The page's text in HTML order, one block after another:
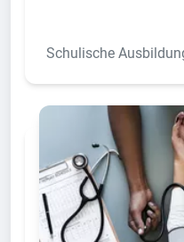
Schulische